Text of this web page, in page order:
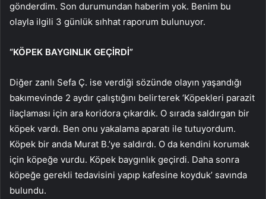
gönderdim. Son durumundan haberim yok. Benim bu
olayla ilgili 3 günlük sıhhat raporum bulunuyor.
“KÖPEK BAYGINLIK GEÇİRDİ”
Diğer zanlı Sefa Ç. ise verdiği sözünde olayın yaşandığı
bakımevinde 2 aydır çalıştığını belirterek ‘Köpekleri parazit
ilaçlaması için ara koridora çıkardık. O sırada saldırgan bir
köpek vardı. Ben onu yakalama aparatı ile tutuyordum.
Köpek bir anda Murat B.’ye saldırdı. O da kendini korumak
için köpeğe vurdu. Köpek baygınlık geçirdi. Daha sonra
köpeğe gerekli tedavisini yapıp kafesine koyduk’ savında
bulundu.